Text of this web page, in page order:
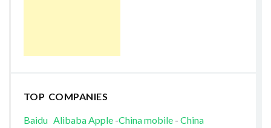
TOP COMPANIES
Baidu AlibabaApple-China mobile- China